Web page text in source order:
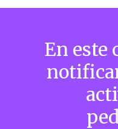
En este